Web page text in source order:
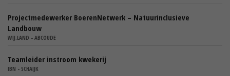
Projectmedewerker BoerenNetwerk – Natuurinclusieve
Landbouw
WIJ.LAND - ABCOUDE
Teamleider instroom kwekerij
IBN - SCHAIJK